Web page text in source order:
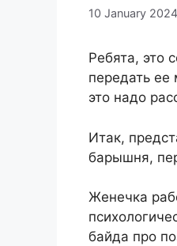
10 January 2024
Ребята, это
передать ее
это надо
Итак,
барышня,
Женечка
байда про